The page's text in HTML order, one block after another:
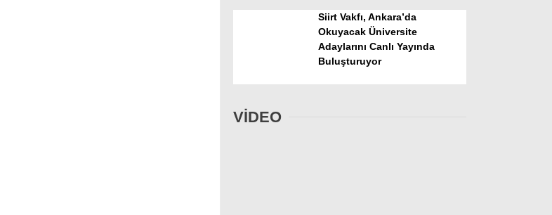
Siirt Vakfı, Ankara’da
Okuyacak Üniversite
Adaylarını Canlı Yayında
Buluşturuyor
VİDEO